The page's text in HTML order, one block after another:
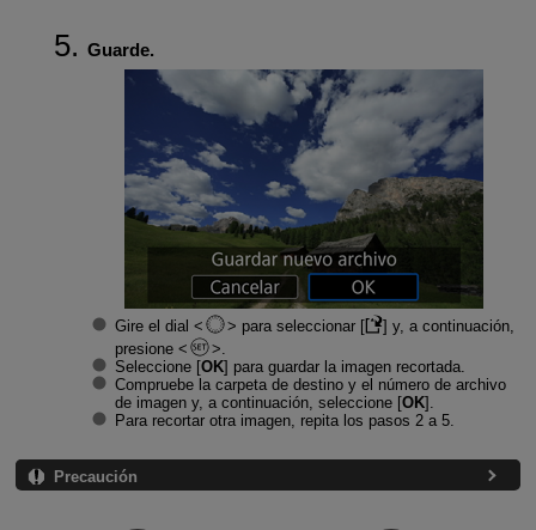
Guarde.
Gire el dial para seleccionar [
] y, a continuación,
presione
Seleccione [OK] para guardar la imagen recortada.
Compruebe la carpeta de destino y el número de archivo
de imagen y, a continuación, seleccione [OK].
Para recortar otra imagen, repita los pasos 2 a 5.
Precaución